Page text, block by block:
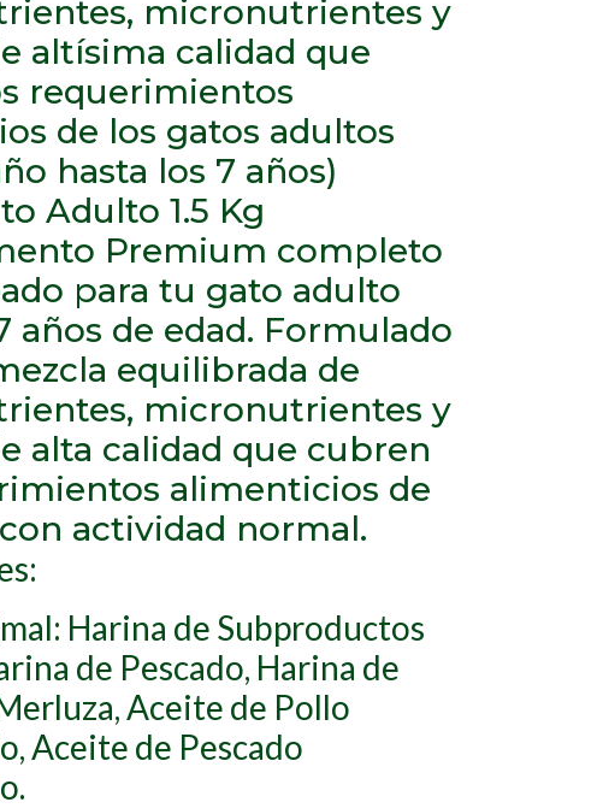
micronutrientes y
altísima calidad que
requerimientos
de los gatos adultos
hasta los 7 años)
Adulto 1.5 Kg
Premium completo
para tu gato adulto
años de edad. Formulado
equilibrada de
micronutrientes y
alta calidad que cubren
alimenticios de
actividad normal.
Harina de Subproductos
de Pescado, Harina de
Aceite de Pollo
Aceite de Pescado